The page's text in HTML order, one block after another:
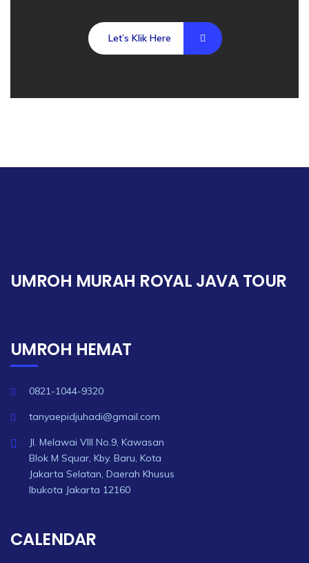
Let’s Klik Here
UMROH MURAH ROYAL JAVA TOUR
UMROH HEMAT
0821-1044-9320
tanyaepidjuhadi@gmail.com
Jl. Melawai VIII No.9, Kawasan
Blok M Squar, Kby. Baru, Kota
Jakarta Selatan, Daerah Khusus
Ibukota Jakarta 12160
CALENDAR